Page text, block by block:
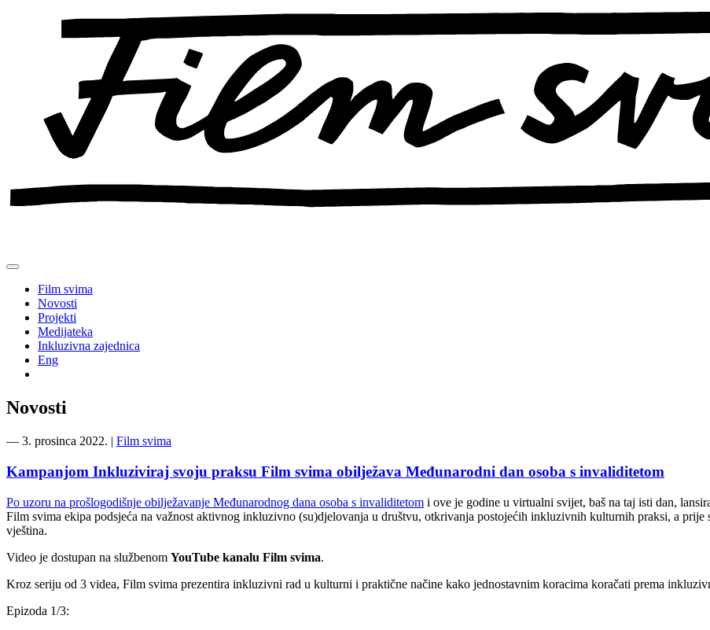
Film svima
Novosti
Projekti
Medijateka
Inkluzivna zajednica
Eng
Novosti
― 3. prosinca 2022. | Film svima
Kampanjom Inkluziviraj svoju praksu Film svima obilježava Međunarodni dan osoba s invaliditetom
Po uzoru na prošlogodišnje obilježavanje Međunarodnog dana osoba s invaliditetom i ove je godine u virtualni svijet, baš na taj isti dan,
Film svima ekipa podsjeća na važnost aktivnog inkluzivno (su)djelovanja u društvu, otkrivanja postojećih inkluzivnih kulturnih praksi, a prije
vještina.
Video je dostupan na službenom YouTube kanalu Film svima.
Kroz seriju od 3 videa, Film svima prezentira inkluzivni rad u kulturni i praktične načine kako jednostavnim koracima koračati prema
Epizoda 1/3: